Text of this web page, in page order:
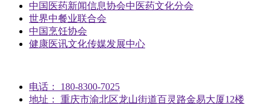
中国医药新闻信息协会中医药文化分会
世界中餐业联合会
中国烹饪协会
健康医讯文化传媒发展中心
电话： 180-8300-7025
地址： 重庆市渝北区龙山街道百灵路金易大厦12楼